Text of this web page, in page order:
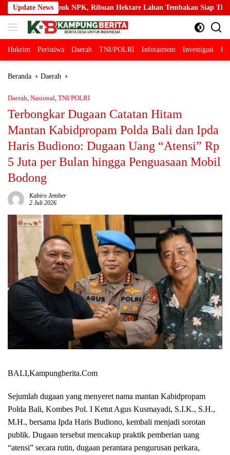
Langsung
ke
konten
Update News
Pupuk NPK, Ribuan Hektare Lahan Tembakau Siap Tingkatkan
Hukrim Peristiwa Daerah TNI/POLRI Infotaiment Investigasi
Beranda Daerah
Daerah, Nasional, TNI/POLRI
Terbongkar Dugaan Catatan Hitam
Mantan Kabidpropam Polda Bali dan Ipda
Haris Budiono: Dugaan Uang “Atensi” Rp
5 Juta per Bulan hingga Penguasaan Mobil
Bodong
Kabiro Jember
2 Juli 2026
BALI,Kampungberita.Com
Sejumlah dugaan yang menyeret nama mantan Kabidpropam
Polda Bali, Kombes Pol. I Ketut Agus Kusmayadi, S.I.K., S.H.,
M.H., bersama Ipda Haris Budiono, kembali menjadi sorotan
publik. Dugaan tersebut mencakup praktik pemberian uang
“atensi” secara rutin, dugaan perantara pengurusan perkara,